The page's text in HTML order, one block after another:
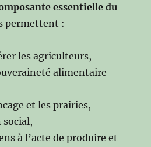
essentielle du
permettent :
les agriculteurs,
alimentaire
et les prairies,
social,
à l’acte de produire et